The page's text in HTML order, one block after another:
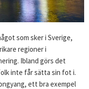
som sker i Sverige,
regioner i
Ibland görs det
inte får sätta sin fot i.
ett bra exempel